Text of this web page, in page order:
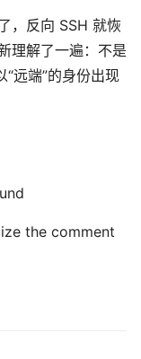
，反向 SSH 就恢
理解了一遍：不是
“远端”的身份出现
the comment